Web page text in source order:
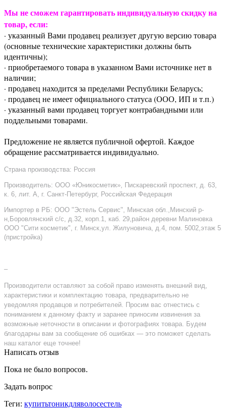
Мы не сможем гарантировать индивидуальную скидку на
товар, если:
· указанный Вами продавец реализует другую версию товара
(основные технические характеристики должны быть
идентичны);
· приобретаемого товара в указанном Вами источнике нет в
наличии;
· продавец находится за пределами Республики Беларусь;
· продавец не имеет официального статуса (ООО, ИП и т.п.)
· указанный вами продавец торгует контрабандными или
поддельными товарами.
Предложение не является публичной офертой. Каждое
обращение рассматривается индивидуально.
Страна производства: Россия
Производитель: ООО «Юникосметик», Пискаревский проспект, д. 63,
к. 6, лит. А, г. Санкт-Петербург, Российская Федерация
Импортер в РБ: ООО "Эстель Сервис", Минская обл.,Минский р-
н,Боровлянский с/с, д.32, корп.1, каб. 29,район деревни Малиновка
ООО "Сити косметик", г. Минск,ул. Жилуновича, д.4, пом. 5002,этаж 5
(пристройка)
–
Производители оставляют за собой право изменять внешний вид,
характеристики и комплектацию товара, предварительно не
уведомляя продавцов и потребителей. Просим вас отнестись с
пониманием к данному факту и заранее приносим извинения за
возможные неточности в описании и фотографиях товара. Будем
благодарны вам за сообщение об ошибках — это поможет сделать
наш каталог еще точнее!
Написать отзыв
Пока не было вопросов.
Задать вопрос
Теги: купитьтоникдляволосестель